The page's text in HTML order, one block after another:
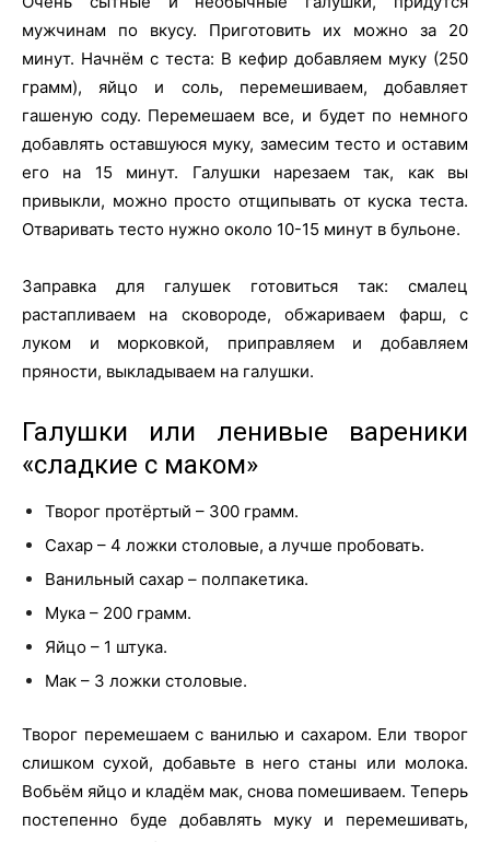
мужчинам по вкусу. Приготовить их можно за 20
минут. Начнём с теста: В кефир добавляем муку (250
грамм), яйцо и соль, перемешиваем, добавляет
гашеную соду. Перемешаем все, и будет по немного
добавлять оставшуюся муку, замесим тесто и оставим
его на 15 минут. Галушки нарезаем так, как вы
привыкли, можно просто отщипывать от куска теста.
Отваривать тесто нужно около 10-15 минут в бульоне.
Заправка для галушек готовиться так: смалец
растапливаем на сковороде, обжариваем фарш, с
луком и морковкой, приправляем и добавляем
пряности, выкладываем на галушки.
Галушки или ленивые вареники
«сладкие с маком»
Творог протёртый – 300 грамм.
Сахар – 4 ложки столовые, а лучше пробовать.
Ванильный сахар – полпакетика.
Мука – 200 грамм.
Яйцо – 1 штука.
Мак – 3 ложки столовые.
Творог перемешаем с ванилью и сахаром. Ели творог
слишком сухой, добавьте в него станы или молока.
Вобьём яйцо и кладём мак, снова помешиваем. Теперь
постепенно буде добавлять муку и перемешивать,